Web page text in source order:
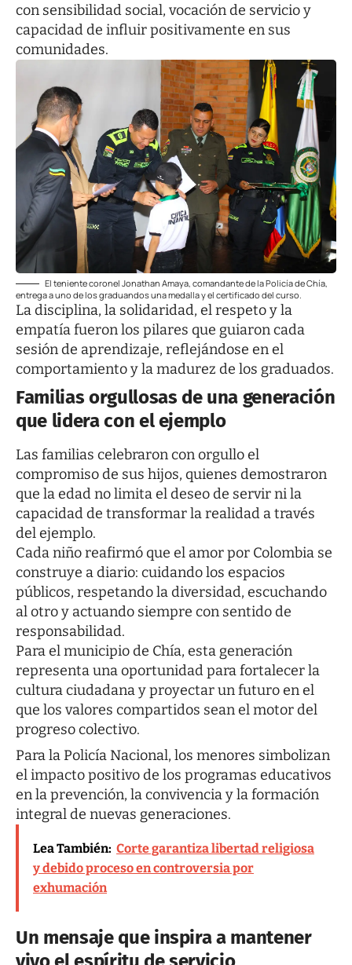
con sensibilidad social, vocación de servicio y
capacidad de influir positivamente en sus
comunidades.
El teniente coronel Jonathan Amaya, comandante de la Policía de Chía,
entrega a uno de los graduandos una medalla y el certificado del curso.
La disciplina, la solidaridad, el respeto y la
empatía fueron los pilares que guiaron cada
sesión de aprendizaje, reflejándose en el
comportamiento y la madurez de los graduados.
Familias orgullosas de una generación
que lidera con el ejemplo
Las familias celebraron con orgullo el
compromiso de sus hijos, quienes demostraron
que la edad no limita el deseo de servir ni la
capacidad de transformar la realidad a través
del ejemplo.
Cada niño reafirmó que el amor por Colombia se
construye a diario: cuidando los espacios
públicos, respetando la diversidad, escuchando
al otro y actuando siempre con sentido de
responsabilidad.
Para el municipio de Chía, esta generación
representa una oportunidad para fortalecer la
cultura ciudadana y proyectar un futuro en el
que los valores compartidos sean el motor del
progreso colectivo.
Para la Policía Nacional, los menores simbolizan
el impacto positivo de los programas educativos
en la prevención, la convivencia y la formación
integral de nuevas generaciones.
Lea También: Corte garantiza libertad religiosa
y debido proceso en controversia por
exhumación
Un mensaje que inspira a mantener